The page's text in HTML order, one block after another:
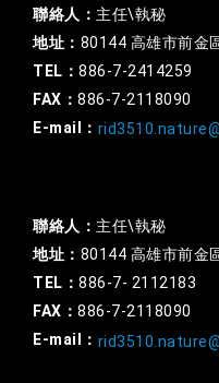
聯絡人： 主任\執秘
地址： 80144 高雄市前金
TEL： 886-7-2414259
FAX： 886-7-2118090
E-mail：
聯絡人： 主任\執秘
地址： 80144 高雄市前金
TEL： 886-7- 2112183
FAX： 886-7-2118090
E-mail：